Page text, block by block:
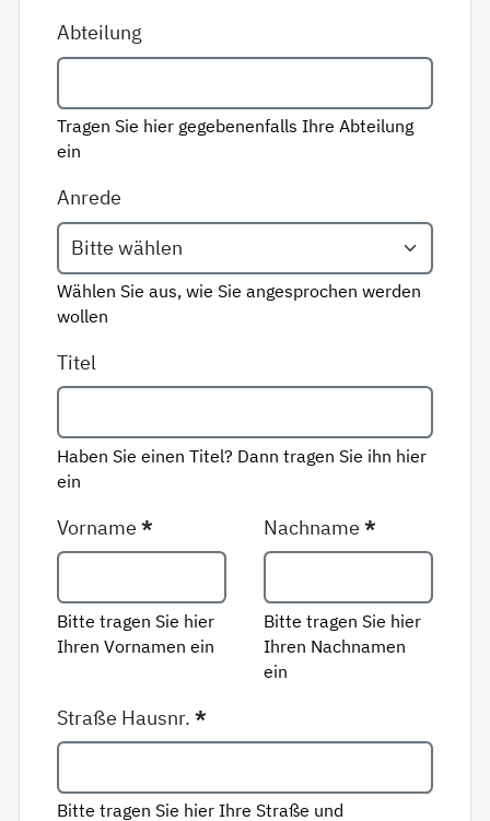
Abteilung
Tragen Sie hier gegebenenfalls Ihre Abteilung
ein
Anrede
Wählen Sie aus, wie Sie angesprochen werden
wollen
Titel
Haben Sie einen Titel? Dann tragen Sie ihn hier
ein
Vorname*
Bitte tragen Sie hier
Ihren Vornamen ein
Nachname*
Bitte tragen Sie hier
Ihren Nachnamen
ein
Straße Hausnr.*
Bitte tragen Sie hier Ihre Straße und